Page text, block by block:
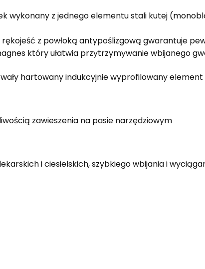
wykonany z jednego elementu stali kutej
z powłoką antypoślizgową gwarantuje
który ułatwia przytrzymywanie wbijanego
hartowany indukcyjnie wyprofilowany element
zawieszenia na pasie narzędziowym
i ciesielskich, szybkiego wbijania i